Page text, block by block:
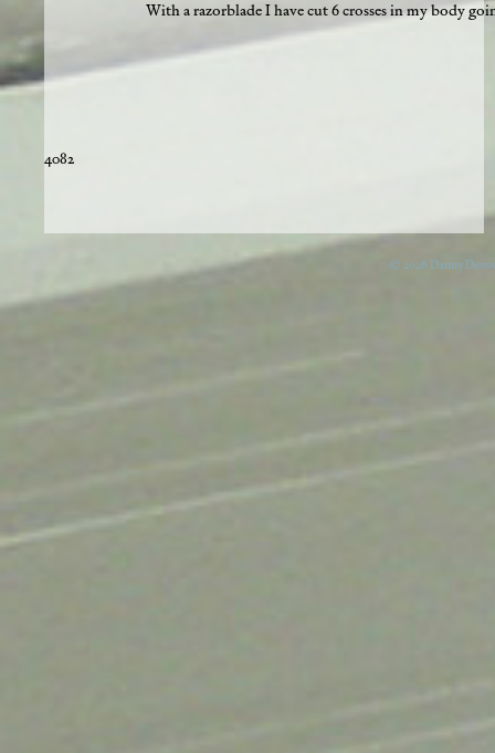
With a razorblade I have cut 6 crosses in my body
4082
© 2026 Danny